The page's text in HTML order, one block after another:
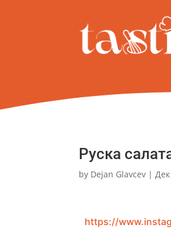
Руска
by Dejan Glavcev |
https://